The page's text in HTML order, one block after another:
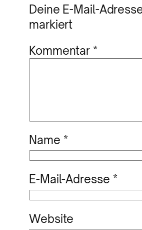
Deine E-Mail-
markiert
Kommentar *
Name *
E-Mail-Adresse *
Website